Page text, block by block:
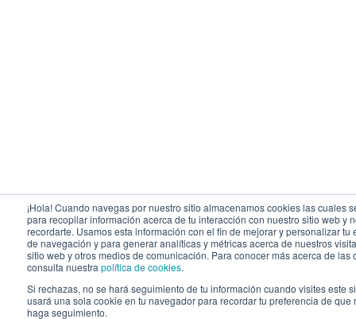
¡Hola! Cuando navegas por nuestro sitio almacenamos cookies las cuales
para recopilar información acerca de tu interacción con nuestro sitio web y
recordarte. Usamos esta información con el fin de mejorar y personalizar tu
de navegación y para generar analíticas y métricas acerca de nuestros
sitio web y otros medios de comunicación. Para conocer más acerca de las
consulta nuestra política de cookies.
Si rechazas, no se hará seguimiento de tu información cuando visites este
usará una sola cookie en tu navegador para recordar tu preferencia de que
haga seguimiento.